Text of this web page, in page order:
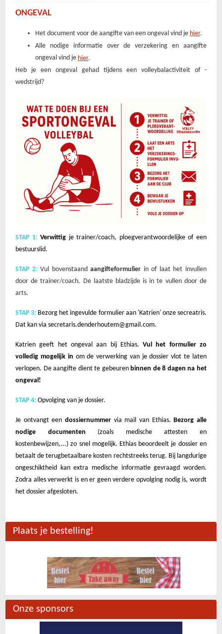
ONGEVAL
Het document voor de aangifte van een ongeval vind je hier.
Alle nodige informatie over de verzekering en aangifte
ongeval vind je hier.
Heb je een ongeval gehad tijdens een volleybalactiviteit of -
wedstrijd?
STAP 1:Verwittig je trainer/coach, ploegverantwoordelijke of een
bestuurslid.
STAP 2:Vul bovenstaandaangifteformulier in of laat het invullen
door de trainer/coach. De laatste bladzijde is in te vullen door de
arts.
STAP 3: Bezorg het ingevulde formulier aan 'Katrien' onze secreatris.
Dat kan viasecretaris.denderhoutem@gmail.com.
Katrien geeft het ongeval aan bij Ethias.Vul het formulier zo
volledig mogelijk in om de verwerking van je dossier vlot te laten
verlopen. De aangifte dient te gebeuren binnen de 8 dagen na het
ongeval!
STAP 4:Opvolging van je dossier.
Je ontvangt eendossiernummer via mail van Ethias. Bezorg alle
nodige documenten (zoals medische attesten en
kostenbewijzen,...) zo snel mogelijk. Ethias beoordeelt je dossier en
betaalt de terugbetaalbare kosten rechtstreeks terug. Bij langdurige
ongeschiktheid kan extra medische informatie gevraagd worden.
Zodra alles verwerkt is en er geen verdere opvolging nodig is, wordt
het dossier afgesloten.
Plaats je bestelling!
Onze sponsors